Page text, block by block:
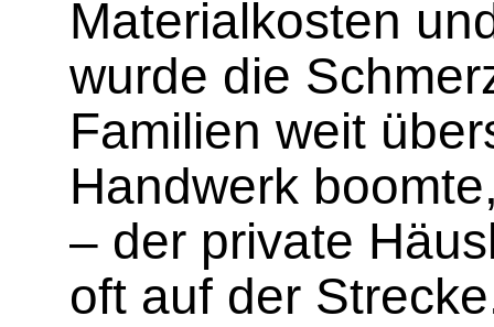
Materialkosten
wurde die
Familien weit
Handwerk
– der private
oft auf der